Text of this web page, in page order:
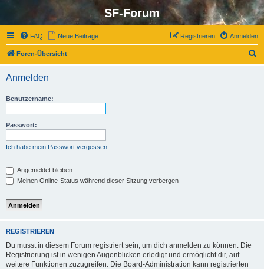
SF-Forum
FAQ Neue Beiträge Anmelden
Registrieren
Foren-Übersicht
Anmelden
Benutzername:
Passwort:
Ich habe mein Passwort vergessen
Angemeldet bleiben
Meinen Online-Status während dieser Sitzung verbergen
REGISTRIEREN
Du musst in diesem Forum registriert sein, um dich anmelden zu können. Die
Registrierung ist in wenigen Augenblicken erledigt und ermöglicht dir, auf
weitere Funktionen zuzugreifen. Die Board-Administration kann registrierten